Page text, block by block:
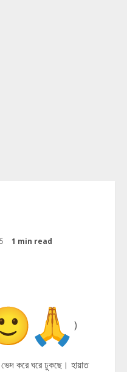
1 min read
)
ভেদ করে ঘরে ঢুকছে। হায়াত